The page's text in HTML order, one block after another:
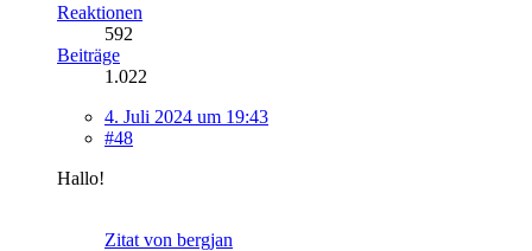
Reaktionen
592
Beiträge
1.022
4. Juli 2024 um 19:43
#48
Hallo!
Zitat von bergjan